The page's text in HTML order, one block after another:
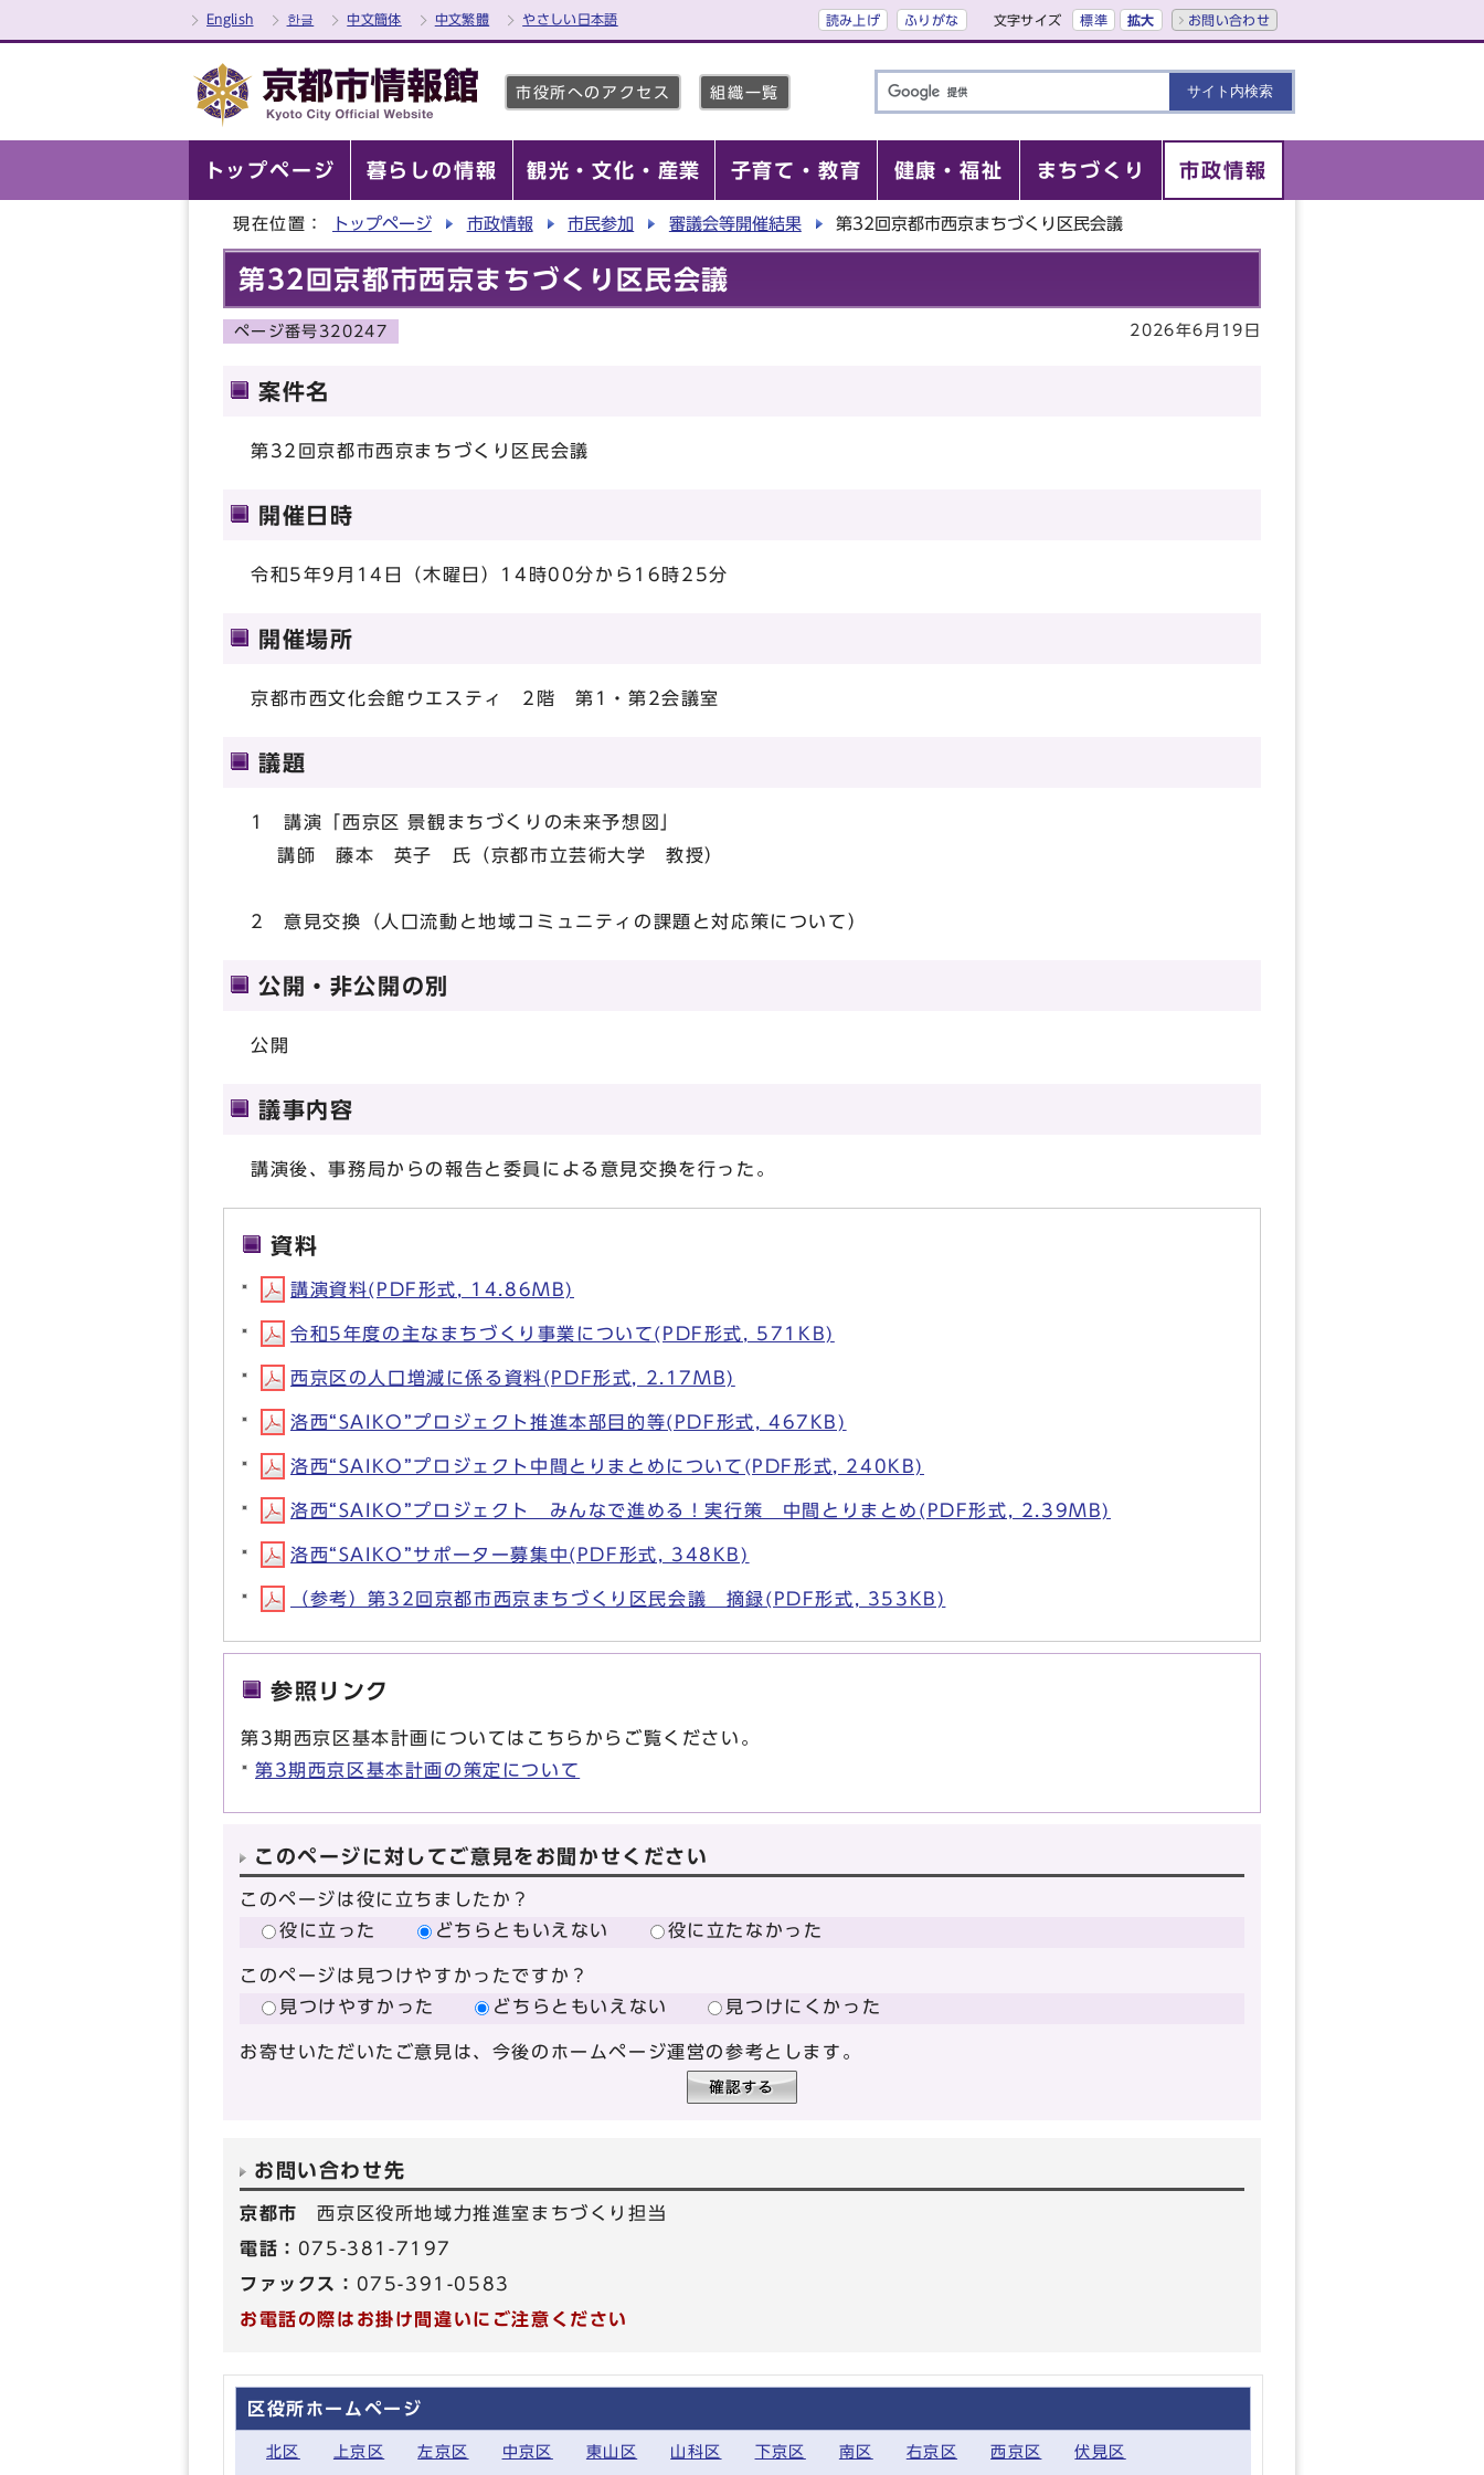
English 한글 中文簡体 中文繁體 やさしい日本語 読み上げ ふりがな 文字サイズ 標準 拡大 お問い合わせ
市役所へのアクセス 組織一覧
トップページ 暮らしの情報 観光・文化・産業 子育て・教育 健康・福祉 まちづくり 市政情報
現在位置： トップページ 市政情報 市民参加 審議会等開催結果 第32回京都市西京まちづくり区民会議
第32回京都市西京まちづくり区民会議
ページ番号320247 2026年6月19日
案件名
第32回京都市西京まちづくり区民会議
開催日時
令和5年9月14日（木曜日）14時00分から16時25分
開催場所
京都市西文化会館ウエスティ 2階 第1・第2会議室
議題
1 講演「西京区 景観まちづくりの未来予想図」
講師 藤本 英子 氏（京都市立芸術大学 教授）
2 意見交換（人口流動と地域コミュニティの課題と対応策について）
公開・非公開の別
公開
議事内容
講演後、事務局からの報告と委員による意見交換を行った。
資料
講演資料(PDF形式, 14.86MB)
令和5年度の主なまちづくり事業について(PDF形式, 571KB)
西京区の人口増減に係る資料(PDF形式, 2.17MB)
洛西“SAIKO”プロジェクト推進本部目的等(PDF形式, 467KB)
洛西“SAIKO”プロジェクト中間とりまとめについて(PDF形式, 240KB)
洛西“SAIKO”プロジェクト みんなで進める！実行策 中間とりまとめ(PDF形式, 2.39MB)
洛西“SAIKO”サポーター募集中(PDF形式, 348KB)
（参考）第32回京都市西京まちづくり区民会議 摘録(PDF形式, 353KB)
参照リンク
第3期西京区基本計画についてはこちらからご覧ください。
第3期西京区基本計画の策定について
このページに対してご意見をお聞かせください
このページは役に立ちましたか？
役に立った
どちらともいえない 役に立たなかった
このページは見つけやすかったですか？
見つけやすかった
どちらともいえない 見つけにくかった
お寄せいただいたご意見は、今後のホームページ運営の参考とします。
お問い合わせ先
京都市西京区役所地域力推進室まちづくり担当
電話： 075-381-7197
ファックス： 075-391-0583
お電話の際はお掛け間違いにご注意ください
区役所ホームページ
北区 上京区 左京区 中京区 東山区 山科区 下京区 南区 右京区 西京区 伏見区